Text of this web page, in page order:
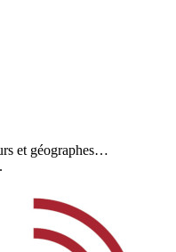
et géographes…
.